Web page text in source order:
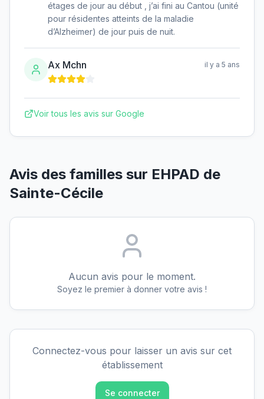
étages de jour au début , j’ai fini au Cantou (unité
pour résidentes atteints de la maladie
d’Alzheimer) de jour puis de nuit.
Ax Mchn il y a 5 ans
Voir tous les avis sur Google
Avis des familles sur EHPAD de
Sainte-Cécile
Aucun avis pour le moment.
Soyez le premier à donner votre avis !
Connectez-vous pour laisser un avis sur cet
établissement
Se connecter